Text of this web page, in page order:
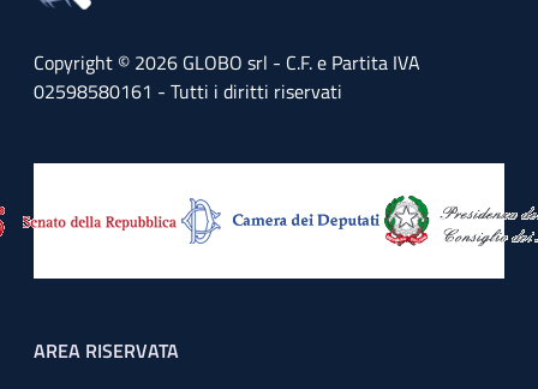
Copyright © 2026 GLOBO srl - C.F. e Partita IVA
02598580161 - Tutti i diritti riservati
Footer menu
AREA RISERVATA